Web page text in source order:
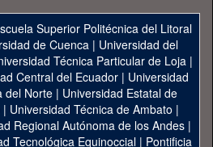
Superior Politécnica del Litoral
de Cuenca| Universidad del
Técnica Particular de Loja|
Central del Ecuador| Universidad
del Norte | Universidad Estatal de
| Universidad Técnica de Ambato |
Regional Autónoma de los Andes|
Tecnológica Equinoccial| Pontificia